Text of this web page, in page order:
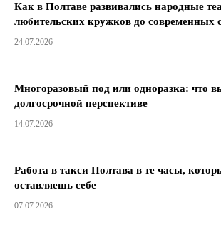
Как в Полтаве развивались народные
любительских кружков до современных
24.07.2026
Многоразовый под или одноразка: что
долгосрочной перспективе
14.07.2026
Работа в такси Полтава в те часы,
оставляешь себе
07.07.2026